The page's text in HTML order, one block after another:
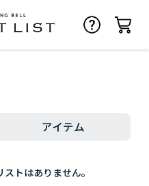
アイテム
トはありません。